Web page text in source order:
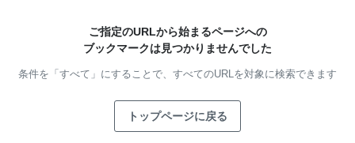
ご指定のURLから始まるページへの
ブックマークは見つかりませんでした
条件を「すべて」にすることで、 すべてのURLを対象に検索できます
トップページに戻る